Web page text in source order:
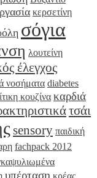
κερσετίνη
σόγια
λουτείνη
έλεγχος
νοσήματα diabetes
κουζίνα καρδιά
τσάι
sensory παιδική
fachpack 2012